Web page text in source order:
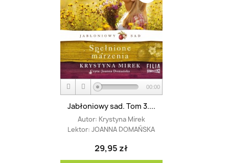
00:00
Jabłoniowy sad. Tom 3....
Autor: Krystyna Mirek
Lektor: JOANNA DOMAŃSKA
29,95 zł